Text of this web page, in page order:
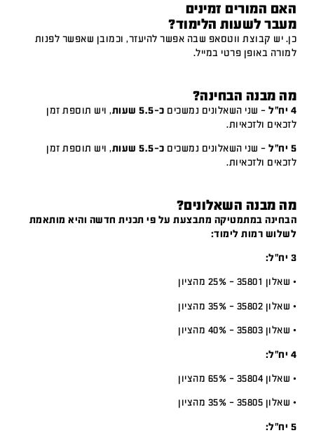
האם המורים זמינים
מעבר לשעות הלימוד?
כן. יש קבוצת ווטסאפ שבה אפשר להיעזר, וכמובן שאפשר לפנות
למורה באופן פרטי במייל.
מה מבנה הבחינה?
4 יח"ל – שני השאלונים נמשכים כ-5.5 שעות
, ויש תוספת זמן
לזכאים ולזכאיות.
5 יח"ל – שני השאלונים נמשכים כ-5.5 שעות
, ויש תוספת זמן
לזכאים ולזכאיות.
מה מבנה השאלונים?
הבחינה במתמטיקה מתבצעת על פי תכנית חדשה והיא מותאמת
לשלוש רמות לימוד:
3 יח”ל:
• שאלון 35801 – 25% מהציון
• שאלון 35802 – 35% מהציון
• שאלון 35803 – 40% מהציון
4 יח”ל:
• שאלון 35804 – 65% מהציון
• שאלון 35805 – 35% מהציון
5 יח”ל: